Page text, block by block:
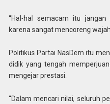
“Hal-hal semacam itu
karena sangat mencoreng
Politikus Partai NasDem itu
didik yang tengah
mengejar prestasi.
“Dalam mencari nilai, seluruh